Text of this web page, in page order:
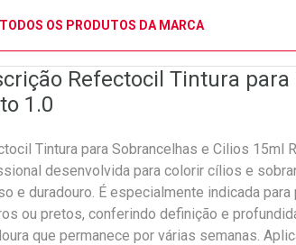
TODOS OS PRODUTOS DA MARCA
Refectocil Tintura
1.0
Tintura para Sobrancelhas e Cilios 15ml
desenvolvida para colorir cílios e
e duradouro. É especialmente indicada
ou pretos, conferindo definição e
que permanece por várias semanas.